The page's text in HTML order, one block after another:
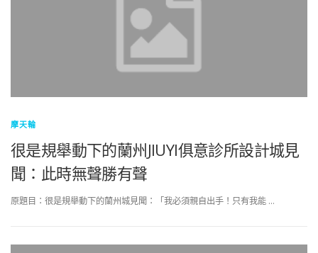
摩天輪
很是規舉動下的蘭州JIUYI俱意診所設計城見
聞：此時無聲勝有聲
原題目：很是規舉動下的蘭州城見聞：「我必須親自出手！只有我能 …